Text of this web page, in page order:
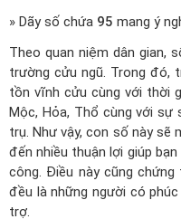
» Dãy số chứa 95 mang ý
Theo quan niệm dân gian,
trường cửu ngũ. Trong đó,
tồn vĩnh cửu cùng với thời
Mộc, Hỏa, Thổ cùng với sự
trụ. Như vậy, con số này sẽ
đến nhiều thuận lợi giúp
công. Điều này cũng
đều là những người có
trợ.